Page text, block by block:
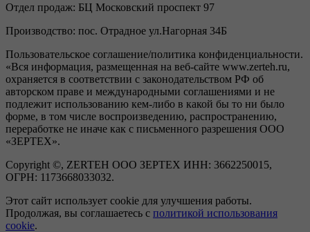
Отдел продаж: БЦ Московский проспект 97
Производство: пос. Отрадное ул.Нагорная 34Б
Пользовательское соглашение/политика конфиденциальности.
«Вся информация, размещенная на веб-сайте www.zerteh.ru,
охраняется в соответствии с законодательством РФ об
авторском праве и международными соглашениями и не
подлежит использованию кем-либо в какой бы то ни было
форме, в том числе воспроизведению, распространению,
переработке не иначе как с письменного разрешения ООО
«ЗЕРТЕХ».
Copyright ©, ZERTEH ООО ЗЕРТЕХ ИНН: 3662250015,
ОГРН: 1173668033032.
Этот сайт использует cookie для улучшения работы.
Продолжая, вы соглашаетесь с политикой использования
cookie.